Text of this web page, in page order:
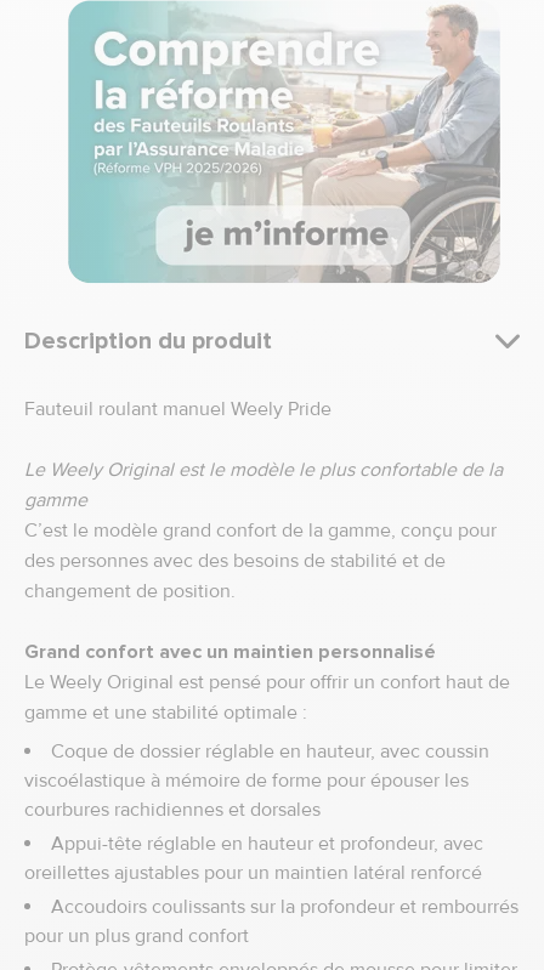
Description du produit
Fauteuil roulant manuel Weely Pride
Le Weely Original est le modèle le plus confortable de la
gamme
C’est le modèle grand confort de la gamme, conçu pour
des personnes avec des besoins de stabilité et de
changement de position.
Grand confort avec un maintien personnalisé
Le Weely Original est pensé pour offrir un confort haut de
gamme et une stabilité optimale :
Coque de dossier réglable en hauteur, avec coussin
viscoélastique à mémoire de forme pour épouser les
courbures rachidiennes et dorsales
Appui-tête réglable en hauteur et profondeur, avec
oreillettes ajustables pour un maintien latéral renforcé
Accoudoirs coulissants sur la profondeur et rembourrés
pour un plus grand confort